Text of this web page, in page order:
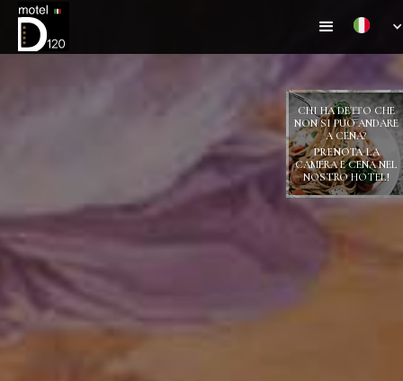
CHI HA DETTO CHE
NON SI PUÒ ANDARE
A CENA?
PRENOTALA
CAMERA E CENA NEL
NOSTRO HOTEL!